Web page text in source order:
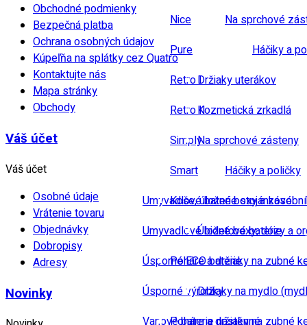
Nice
Pure
Retro I
Retro II
Simply
Smart
Umyvadlové baterie stojánkové
Umyvadlové bidetové baterie
Úsporné ECO baterie
Úsporné výrobky
Vanové baterie nástěnné
Na sprchové
Háčiky a
Držiaky uterákov
Kozmetická zrkadlá
Na sprchové zásteny
Háčiky a poličky
Koše, úložné boxy a
Úložné boxy, dózy a
Poháre a držiaky na zubné
Držiaky na mydlo
Poháre a držiaky na zubné
Obchodné podmienky
Bezpečná platba
Ochrana osobných údajov
Kúpeľňa na splátky cez Quatro
Kontaktujte nás
Mapa stránky
Obchody
Váš účet
Váš účet
Osobné údaje
Vrátenie tovaru
Objednávky
Dobropisy
Adresy
Novinky